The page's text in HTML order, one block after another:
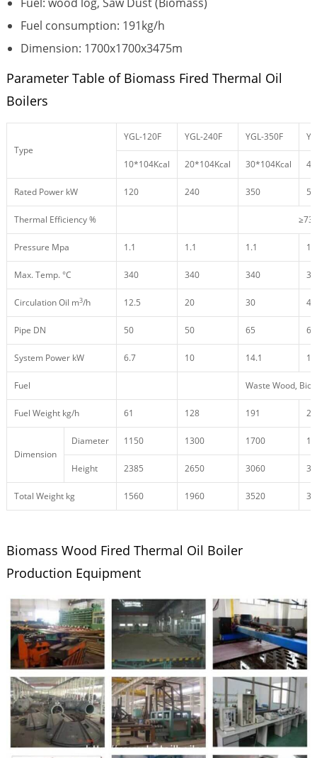
Fuel consumption: 191kg/h
Dimension: 1700x1700x3475m
Parameter Table of Biomass Fired Thermal Oil
Boilers
Type
YGL-120F YGL-240F YGL-350F
10*104Kcal 20*104Kcal 30*104Kcal
Rated Power kW 120 240 350
Thermal Efficiency % ≥73
Pressure Mpa 1.1 1.1 1.1
Max. Temp. °C 340 340 340
Circulation Oil m3/h 12.5 20 30 40
Pipe DN 50 50 65 65
System Power kW 6.7 10 14.1
Fuel Waste Wood,
Fuel Weight kg/h 61 128 191
Dimension
Diameter 1150 1300 1700
Height 2385 2650 3060
Total Weight kg 1560 1960 3520
Biomass Wood Fired Thermal Oil Boiler
Production Equipment